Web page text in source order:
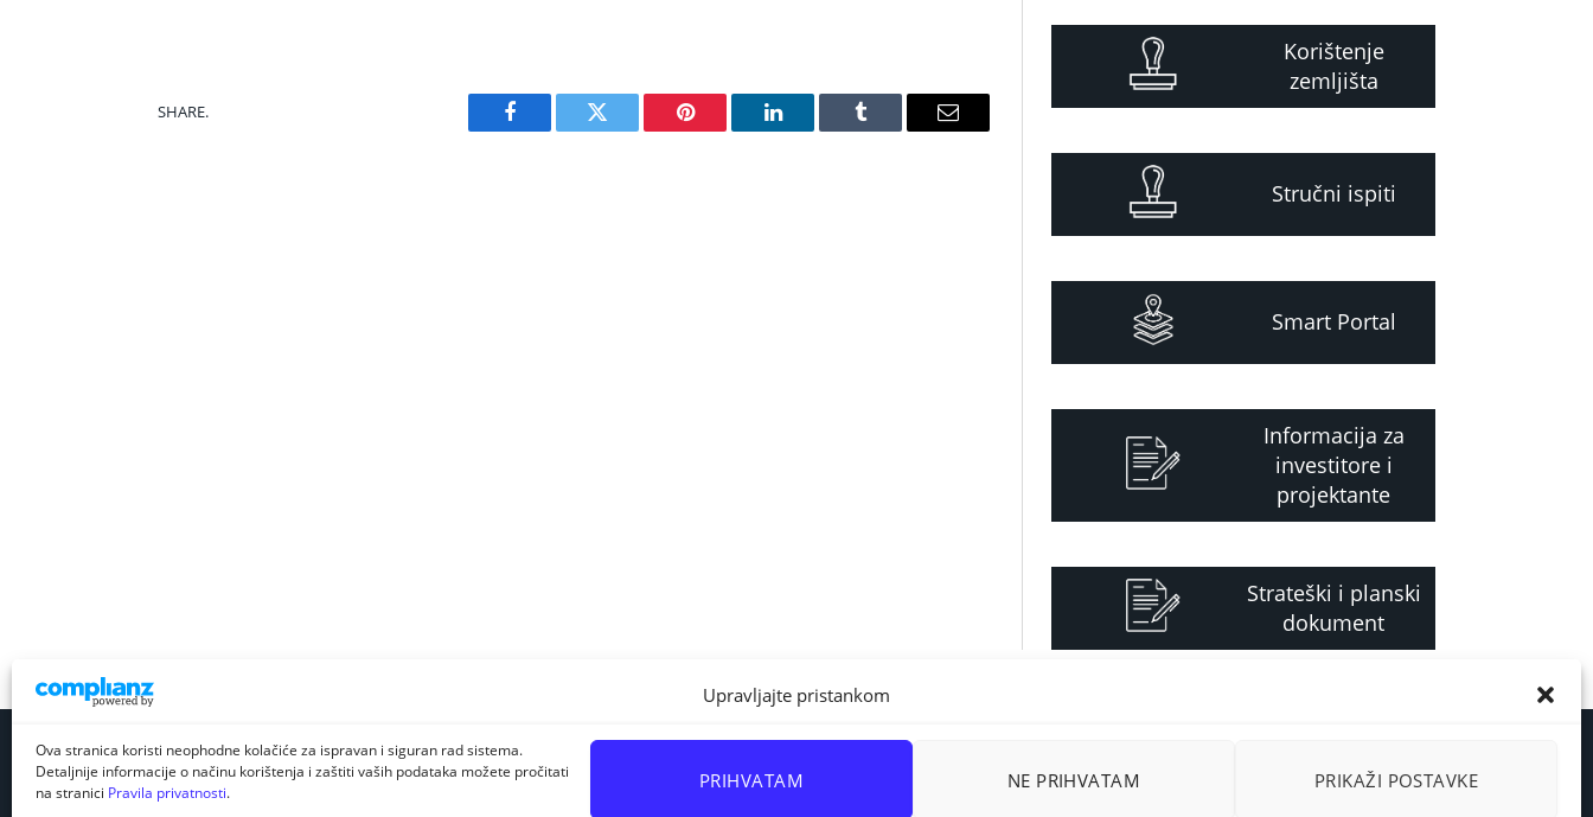
Upravljajte pristankom
Ova stranica koristi neophodne kolačiće za ispravan i siguran rad sistema.
Detaljnije informacije o načinu korištenja i zaštiti vaših podataka možete pročitati
na stranici Pravila privatnosti.
PRIHVATAM NE PRIHVATAM PRIKAŽI POSTAVKE
SHARE.
Facebook Twitter Pinterest LinkedIn Tumblr Email
Korištenje
zemljišta
Stručni ispiti
Smart Portal
Informacija za
investitore i
projektante
Strateški i planski
dokument